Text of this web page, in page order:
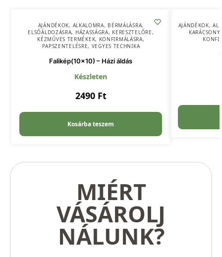
AJÁNDÉKOK, ALKALOMRA, BÉRMÁLÁSRA,
ELSŐÁLDOZÁSRA, HÁZASSÁGRA, KERESZTELŐRE,
KÉZMŰVES TERMÉKEK, KONFIRMÁLÁSRA,
PAPSZENTELÉSRE, VEGYES TECHNIKA
Falikép(10×10) – Házi áldás
Készleten
2490 Ft
Kosárba teszem
AJÁNDÉKOK,
KARÁCSONY
MIÉRT
VÁSÁROLJ
NÁLUNK?